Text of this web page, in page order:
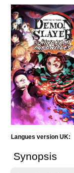
Langues version UK:
Synopsis